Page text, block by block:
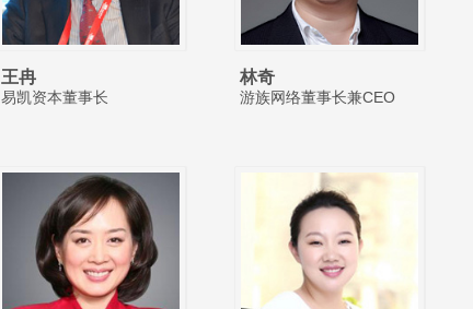
王冉
易凯资本董事长
林奇
游族网络董事长兼CEO